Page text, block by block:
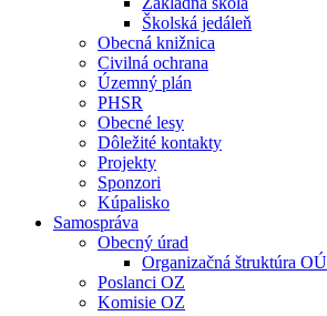
Školská jedáleň
Obecná knižnica
Civilná ochrana
Územný plán
PHSR
Obecné lesy
Dôležité kontakty
Projekty
Sponzori
Kúpalisko
Samospráva
Obecný úrad
Organizačná štruktúra OÚ
Poslanci OZ
Komisie OZ